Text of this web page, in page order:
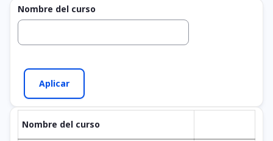
Nombre del curso
Nombre del curso